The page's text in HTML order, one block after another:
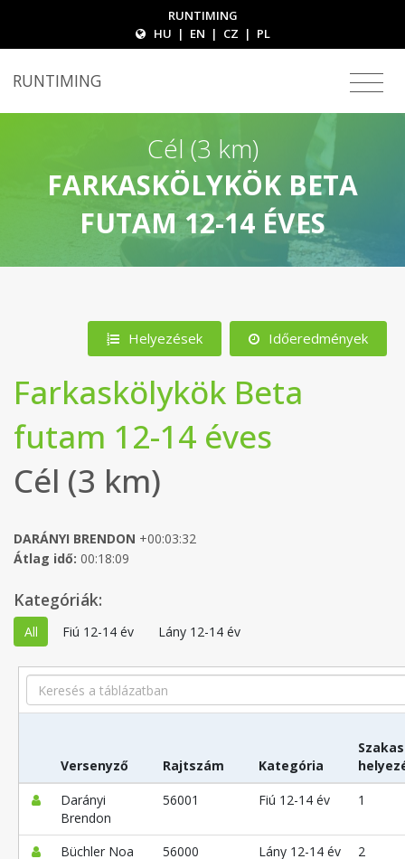
RUNTIMING
HU | EN | CZ | PL
RUNTIMING
Cél (3 km)
FARKASKÖLYKÖK BETA
FUTAM 12-14 ÉVES
Helyezések Időeredmények
Farkaskölykök Beta
futam 12-14 éves
Cél (3 km)
DARÁNYI BRENDON +00:03:32
Átlag idő: 00:18:09
Kategóriák:
All Fiú 12-14 év Lány 12-14 év
Search
Versenyző Rajtszám Kategória
Darányi
Brendon
56001 Fiú 12-14 év 1
Büchler Noa 56000 Lány 12-14 év 2